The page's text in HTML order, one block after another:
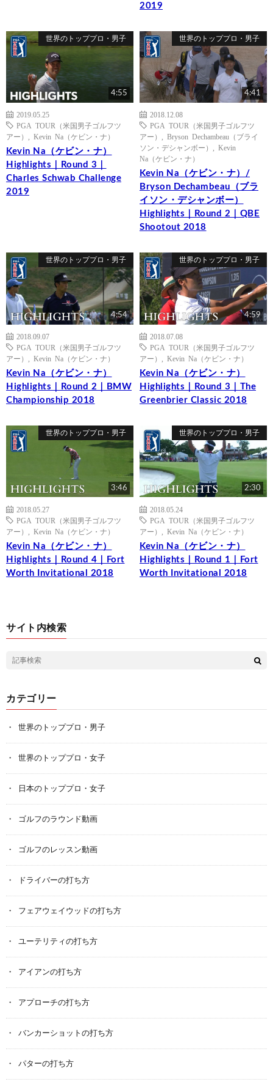
2019
世界のトッププロ・男子
4:55
2019.05.25
PGA TOUR（米国男子ゴルフツ
アー）
Kevin Na（ケビン・ナ）
Kevin Na（ケビン・ナ）
Highlights｜Round 3｜
Charles Schwab Challenge
2019
世界のトッププロ・男子
4:41
2018.12.08
PGA TOUR（米国男子ゴルフツ
アー）
Bryson Dechambeau（ブライ
ソン・デシャンボー）
Kevin
Na（ケビン・ナ）
Kevin Na（ケビン・ナ）/
Bryson Dechambeau（ブラ
イソン・デシャンボー）
Highlights｜Round 2｜QBE
Shootout 2018
世界のトッププロ・男子
4:54
2018.09.07
PGA TOUR（米国男子ゴルフツ
アー）
Kevin Na（ケビン・ナ）
Kevin Na（ケビン・ナ）
Highlights｜Round 2｜BMW
Championship 2018
世界のトッププロ・男子
4:59
2018.07.08
PGA TOUR（米国男子ゴルフツ
アー）
Kevin Na（ケビン・ナ）
Kevin Na（ケビン・ナ）
Highlights｜Round 3｜The
Greenbrier Classic 2018
世界のトッププロ・男子
3:46
2018.05.27
PGA TOUR（米国男子ゴルフツ
アー）
Kevin Na（ケビン・ナ）
Kevin Na（ケビン・ナ）
Highlights｜Round 4｜Fort
Worth Invitational 2018
世界のトッププロ・男子
2:30
2018.05.24
PGA TOUR（米国男子ゴルフツ
アー）
Kevin Na（ケビン・ナ）
Kevin Na（ケビン・ナ）
Highlights｜Round 1｜Fort
Worth Invitational 2018
サイト内検索
カテゴリー
世界のトッププロ・男子
世界のトッププロ・女子
日本のトッププロ・女子
ゴルフのラウンド動画
ゴルフのレッスン動画
ドライバーの打ち方
フェアウェイウッドの打ち方
ユーテリティの打ち方
アイアンの打ち方
アプローチの打ち方
バンカーショットの打ち方
パターの打ち方